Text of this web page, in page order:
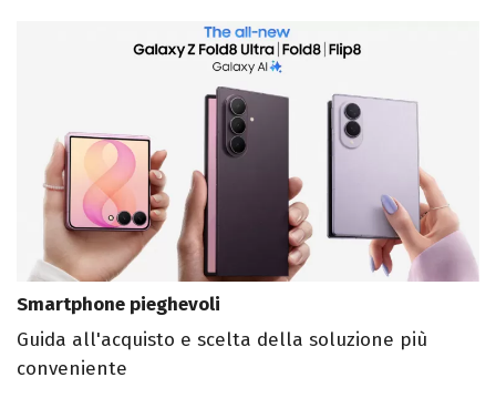
Smartphone pieghevoli
Guida all'acquisto e scelta della soluzione più
conveniente